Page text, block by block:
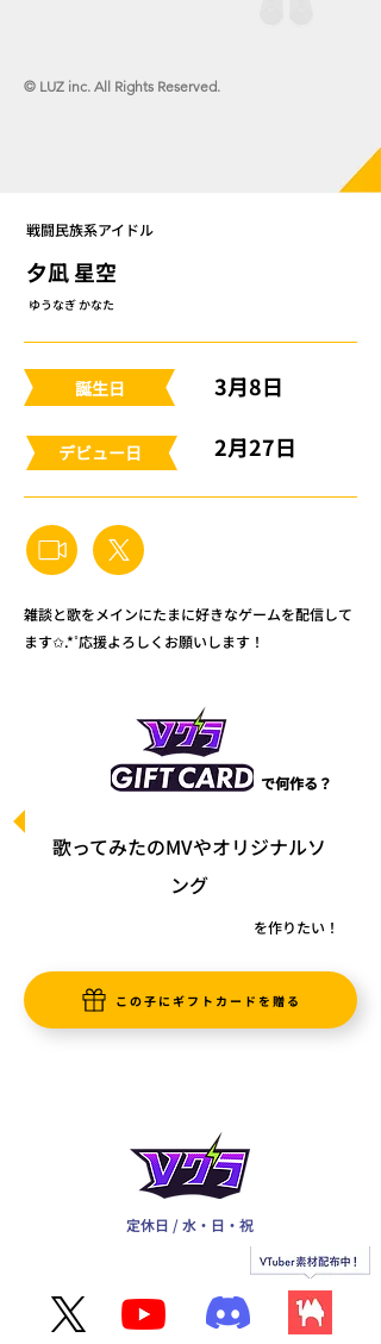
© LUZ inc. All Rights Reserved.
戦闘民族系アイドル
夕凪 星空
ゆうなぎ かなた
​誕生日
​デビュー日
3月8日
2月27日
雑談と歌をメインにたまに好きなゲームを配信して
ます✩.*˚応援よろしくお願いします！
で何作る？
歌ってみたのMVやオリジナルソ
ング
を作りたい！
この子にギフトカードを贈る
定休日 / 水・日・祝